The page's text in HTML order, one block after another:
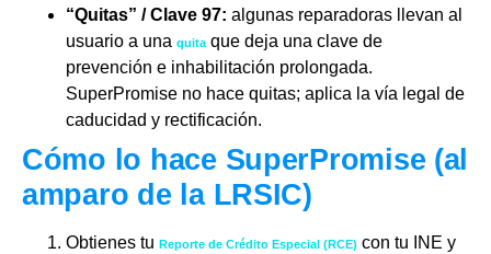
“Quitas” / Clave 97: algunas reparadoras llevan al
usuario a una quita que deja una clave de
prevención e inhabilitación prolongada.
SuperPromise no hace quitas; aplica la vía legal de
caducidad y rectificación.
Cómo lo hace SuperPromise (al
amparo de la LRSIC)
Obtienes tu Reporte de Crédito Especial (RCE) con tu INE y